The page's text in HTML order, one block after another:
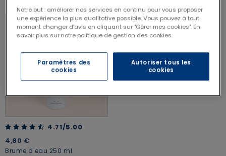
4.71 out of 5 Customer Rating
4.71/5.00
4,80 €
Brume d'eau 250 ml
Notre but : améliorer nos services en continu pour vous proposer
une expérience la plus qualitative possible. Vous pouvez à tout
moment changer d’avis en cliquant sur "Gérer mes cookies". En
savoir plus sur notre politique de gestion des cookies.
Paramètres des
cookies
Autoriser tous les
cookies